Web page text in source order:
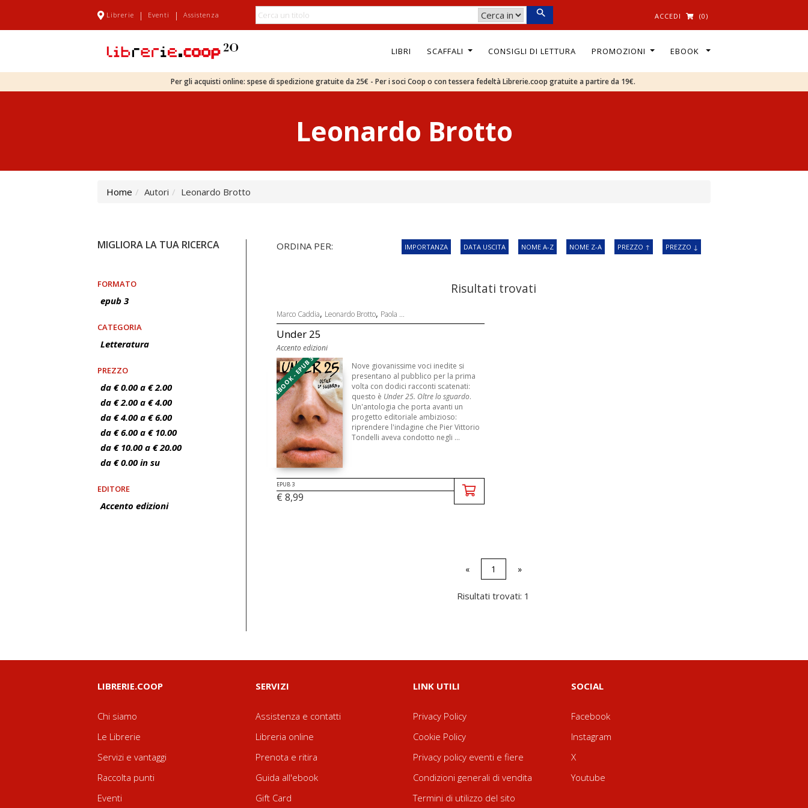
Librerie | Eventi | Assistenza ACCEDI (0)
LIBRI SCAFFALI CONSIGLI DI LETTURA PROMOZIONI EBOOK
Per gli acquisti online: spese di spedizione gratuite da 25€ - Per i soci Coop o con tessera fedeltà Librerie.coop gratuite a partire da 19€.
Leonardo Brotto
Home Autori Leonardo Brotto
MIGLIORA LA TUA RICERCA
FORMATO
epub 3
CATEGORIA
Letteratura
PREZZO
da € 0.00 a € 2.00
da € 2.00 a € 4.00
da € 4.00 a € 6.00
da € 6.00 a € 10.00
da € 10.00 a € 20.00
da € 0.00 in su
EDITORE
Accento edizioni
ORDINA PER: IMPORTANZA DATA USCITA NOME A-Z NOME Z-A PREZZO ↑ PREZZO ↓
Risultati trovati
Marco Caddia, Leonardo Brotto, Paola ...
Under 25
Accento edizioni
EBOOK - EPUB 3
Nove giovanissime voci inedite si
presentano al pubblico per la prima
volta con dodici racconti scatenati:
questo è Under 25. Oltre lo sguardo.
Un'antologia che porta avanti un
progetto editoriale ambizioso:
riprendere l'indagine che Pier Vittorio
Tondelli aveva condotto negli ...
EPUB 3
€ 8,99
« 1 »
Risultati trovati: 1
LIBRERIE.COOP
Chi siamo
Le Librerie
Servizi e vantaggi
Raccolta punti
Eventi
SERVIZI
Assistenza e contatti
Libreria online
Prenota e ritira
Guida all'ebook
Gift Card
LINK UTILI
Privacy Policy
Cookie Policy
Privacy policy eventi e fiere
Condizioni generali di vendita
Termini di utilizzo del sito
SOCIAL
Facebook
Instagram
X
Youtube